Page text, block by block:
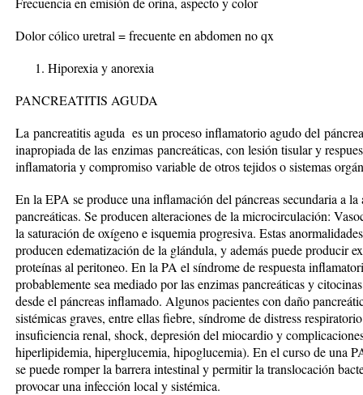
Dolor cólico uretral = frecuente en abdomen no qx
Hiporexia y anorexia
PANCREATITIS AGUDA
La pancreatitis aguda es un proceso inflamatorio agudo del
inapropiada de las enzimas pancreáticas, con lesión tisular y
inflamatoria y compromiso variable de otros tejidos o sistemas
En la EPA se produce una inflamación del páncreas secundaria a
pancreáticas. Se producen alteraciones de la microcirculación:
la saturación de oxígeno e isquemia progresiva. Estas
producen edematización de la glándula, y además puede producir
proteínas al peritoneo. En la PA el síndrome de respuesta
probablemente sea mediado por las enzimas pancreáticas y
desde el páncreas inflamado. Algunos pacientes con daño
sistémicas graves, entre ellas fiebre, síndrome de distress
insuficiencia renal, shock, depresión del miocardio y
hiperlipidemia, hiperglucemia, hipoglucemia). En el curso de una
se puede romper la barrera intestinal y permitir la translocación
provocar una infección local y sistémica.